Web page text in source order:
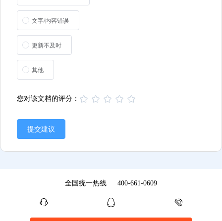
文字/内容错误
更新不及时
其他
您对该文档的评分：
提交建议
全国统一热线 400-661-0609